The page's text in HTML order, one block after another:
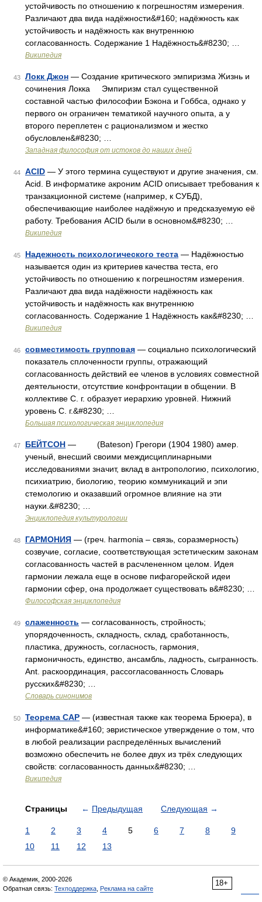
устойчивость по отношению к погрешностям измерения.
Различают два вида надёжности&#160; надёжность как
устойчивость и надёжность как внутреннюю
согласованность. Содержание 1 Надёжность&#8230; …
Википедия
43 Локк Джон — Создание критического эмпиризма Жизнь и
сочинения Локка Эмпиризм стал существенной
составной частью философии Бэкона и Гоббса, однако у
первого он ограничен тематикой научного опыта, а у
второго переплетен с рационализмом и жестко
обусловлен&#8230; …
Западная философия от истоков до наших дней
44 ACID — У этого термина существуют и другие значения, см.
Acid. В информатике акроним ACID описывает требования к
транзакционной системе (например, к СУБД),
обеспечивающие наиболее надёжную и предсказуемую её
работу. Требования ACID были в основном&#8230; …
Википедия
45 Надежность психологического теста — Надёжностью
называется один из критериев качества теста, его
устойчивость по отношению к погрешностям измерения.
Различают два вида надёжности надёжность как
устойчивость и надёжность как внутреннюю
согласованность. Содержание 1 Надёжность как&#8230; …
Википедия
46 совместимость групповая — социально психологический
показатель сплоченности группы, отражающий
согласованность действий ее членов в условиях совместной
деятельности, отсутствие конфронтации в общении. В
коллективе С. г. образует иерархию уровней. Нижний
уровень С. г.&#8230; …
Большая психологическая энциклопедия
47 БЕЙТСОН — (Bateson) Грегори (1904 1980) амер.
ученый, внесший своими междисциплинарными
исследованиями значит, вклад в антропологию, психологию,
психиатрию, биологию, теорию коммуникаций и эпи
стемологию и оказавший огромное влияние на эти
науки.&#8230; …
Энциклопедия культурологии
48 ГАРМОНИЯ — (греч. harmonia – связь, соразмерность)
созвучие, согласие, соответствующая эстетическим законам
согласованность частей в расчлененном целом. Идея
гармонии лежала еще в основе пифагорейской идеи
гармонии сфер, она продолжает существовать в&#8230; …
Философская энциклопедия
49 слаженность — согласованность, стройность;
упорядоченность, складность, склад, сработанность,
пластика, дружность, согласность, гармония,
гармоничность, единство, ансамбль, ладность, сыгранность.
Ant. раскоординация, рассогласованность Словарь
русских&#8230; …
Словарь синонимов
50 Теорема CAP — (известная также как теорема Брюера), в
информатике&#160; эвристическое утверждение о том, что
в любой реализации распределённых вычислений
возможно обеспечить не более двух из трёх следующих
свойств: согласованность данных&#8230; …
Википедия
Страницы ← Предыдущая Следующая →
1 2 3 4 5 6 7 8
9
10
11 12 13
18+
© Академик, 2000-2026
Обратная связь: Техподдержка Реклама на сайте